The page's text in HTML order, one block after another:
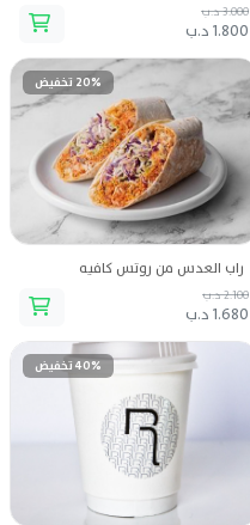
3.000 د.ب
1.800 د.ب
20% تخفيض
راب العدس من روتس كافيه
2.100 د.ب
1.680 د.ب
40% تخفيض